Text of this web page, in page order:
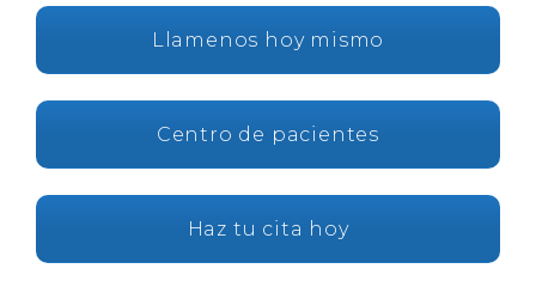
Llamenos hoy mismo
Centro de pacientes
Haz tu cita hoy